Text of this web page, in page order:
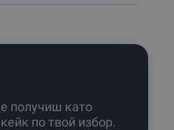
получиш като
по твой избор.